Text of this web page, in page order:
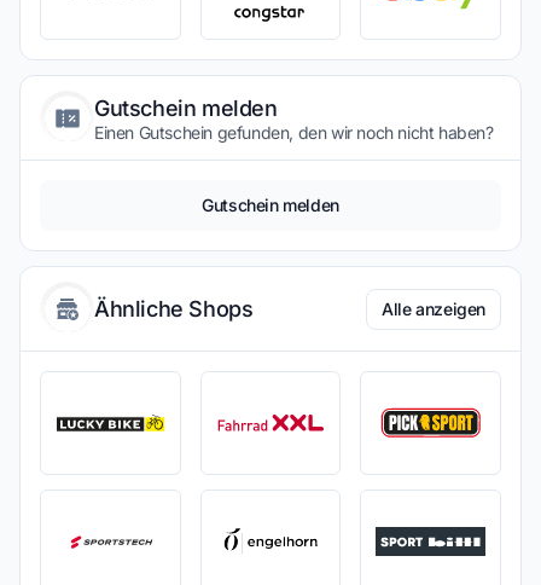
Gutschein melden
Einen Gutschein gefunden, den wir noch nicht haben?
Gutschein melden
Ähnliche Shops Alle anzeigen